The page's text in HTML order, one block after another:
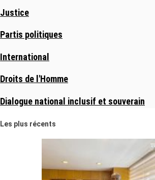
Justice
Partis politiques
International
Droits de l'Homme
Dialogue national inclusif et souverain
Les plus récents